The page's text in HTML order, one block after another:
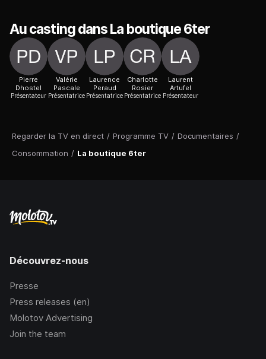
Regarder la TV en direct / Programme TV / Documentaires /
Consommation / La boutique 6ter
Au casting dans La boutique 6ter
Pierre
Dhostel
Présentateur
Valérie
Pascale
Présentatrice
Laurence
Peraud
Présentatrice
Charlotte
Rosier
Présentatrice
Laurent
Artufel
Présentateur
Découvrez-nous
Presse
Press releases (en)
Molotov Advertising
Join the team